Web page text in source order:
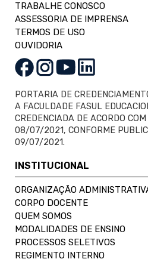
TRABALHE CONOSCO
ASSESSORIA DE IMPRENSA
TERMOS DE USO
OUVIDORIA
PORTARIA DE
A FACULDADE FASUL
CREDENCIADA DE ACORDO
08/07/2021, CONFORME
09/07/2021.
INSTITUCIONAL
ORGANIZAÇÃO
CORPO DOCENTE
QUEM SOMOS
MODALIDADES DE ENSINO
PROCESSOS SELETIVOS
REGIMENTO INTERNO